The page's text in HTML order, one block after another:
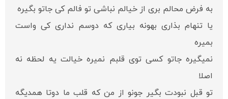
به فرض محالم بری از خیالم نباشی تو فالم کی جاتو بگیره
یا تنهام بذاری بهونه بیاری که دوسم نداری کی واست
بمیره
نمیگیره جاتو کسی توی قلبم نمیره خیالت یه لحظه نه
اصلا
تو قبل نبودت بگیر جونو از من که قلب ما دوتا همدیگه